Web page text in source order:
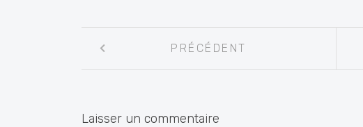
entre
PRÉCÉDENT
Laisser un commentaire